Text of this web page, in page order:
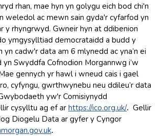
rhan, mae hyn yn golygu eich bod chi'n
weledol ac mewn sain gyda'r cyfarfod yn
y rhyngrwyd. Gwneir hyn at ddibenion
ymgysylltiad democrataidd a budd y
cadw'r data am 6 mlynedd ac yna’n ei
yn Swyddfa Cofnodion Morgannwg i’w
gennych yr hawl i wneud cais i gael
cyfyngu, gwrthwynebu neu ddileu’r data
yw'r Comisiynydd
cysylltu ag ef ar https://ico.org.uk/. Gellir
Diogelu Data ar gyfer y Cyngor
.